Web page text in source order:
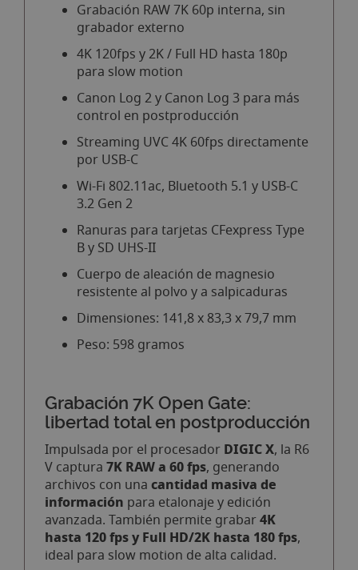
Grabación RAW 7K 60p interna, sin
grabador externo
4K 120fps y 2K / Full HD hasta 180p
para slow motion
Canon Log 2 y Canon Log 3 para más
control en postproducción
Streaming UVC 4K 60fps directamente
por USB-C
Wi-Fi 802.11ac, Bluetooth 5.1 y USB-C
3.2 Gen 2
Ranuras para tarjetas CFexpress Type
B y SD UHS-II
Cuerpo de aleación de magnesio
resistente al polvo y a salpicaduras
Dimensiones: 141,8 x 83,3 x 79,7 mm
Peso: 598 gramos
Grabación 7K Open Gate:
libertad total en postproducción
Impulsada por el procesador DIGIC X, la R6
V captura 7K RAW a 60 fps, generando
archivos con una cantidad masiva de
información para etalonaje y edición
avanzada. También permite grabar4K
hasta 120 fps y Full HD/2K hasta 180 fps,
ideal para slow motion de alta calidad.